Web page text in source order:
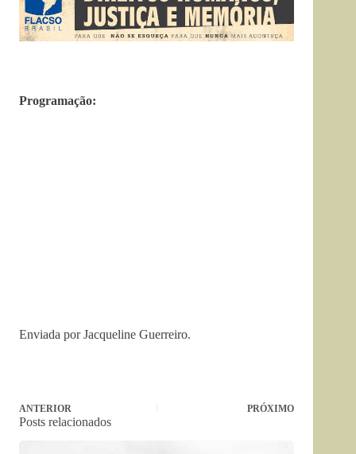
Programação:
Enviada por Jacqueline Guerreiro.
ANTERIOR PRÓXIMO
Posts relacionados